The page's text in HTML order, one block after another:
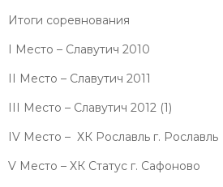
Итоги соревнования
I Место – Славутич 2010
II Место – Славутич 2011
III Место – Славутич 2012 (1)
IV Место – ХК Рославль г. Рославль
V Место – ХК Статус г. Сафоново